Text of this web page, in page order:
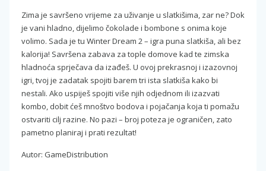
Zima je savršeno vrijeme za uživanje u slatkišima, zar ne? Dok
je vani hladno, dijelimo čokolade i bombone s onima koje
volimo. Sada je tu Winter Dream 2 – igra puna slatkiša, ali bez
kalorija! Savršena zabava za tople domove kad te zimska
hladnoća sprječava da izađeš. U ovoj prekrasnoj i izazovnoj
igri, tvoj je zadatak spojiti barem tri ista slatkiša kako bi
nestali. Ako uspiješ spojiti više njih odjednom ili izazvati
kombo, dobit ćeš mnoštvo bodova i pojačanja koja ti pomažu
ostvariti cilj razine. No pazi – broj poteza je ograničen, zato
pametno planiraj i prati rezultat!
Autor: GameDistribution